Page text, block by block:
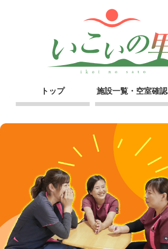
トップ 施設一覧・空室確認